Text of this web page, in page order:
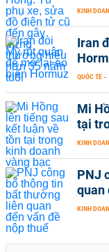
KINH
Iran
QUỐC TẾ -
Mi
tại
KINH
PNJ
quan
KINH